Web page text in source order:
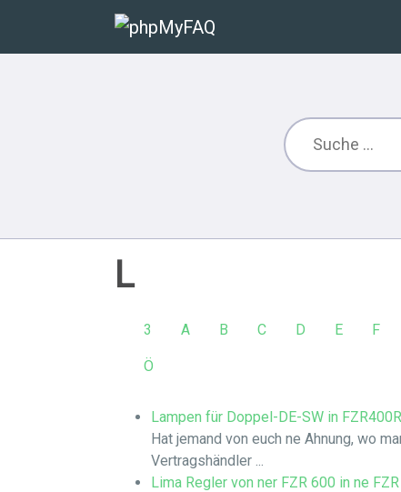
L
3 A B C D E F
Ö
Lampen für Doppel-DE-SW in
Hat jemand von euch ne Ahnung, wo
Vertragshändler ...
Lima Regler von ner FZR 600 in ne